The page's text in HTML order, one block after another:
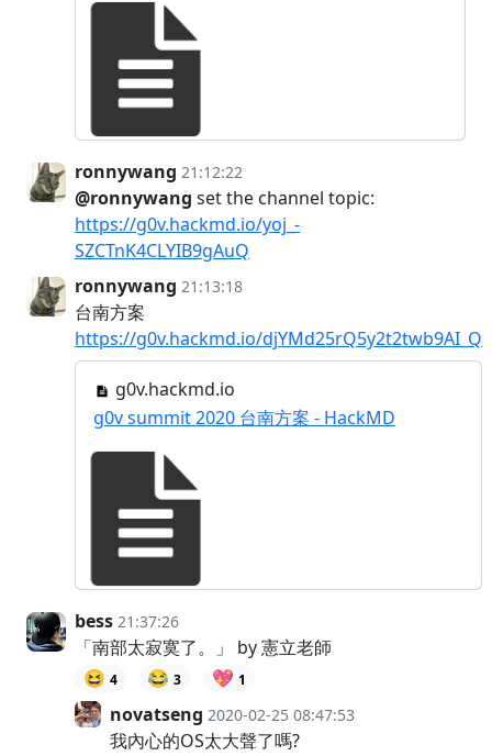
ronnywang 21:12:22
@ronnywang set the channel topic:
https://g0v.hackmd.io/yoj_-
SZCTnK4CLYIB9gAuQ
ronnywang 21:13:18
台南方案
https://g0v.hackmd.io/djYMd25rQ5y2t2twb9AI_Q
g0v.hackmd.io
g0v summit 2020 台南方案 - HackMD
bess 21:37:26
「南部太寂寞了。」 by 憲立老師
😆 4 😂 3 💖 1
novatseng 2020-02-25 08:47:53
我內心的OS太大聲了嗎?